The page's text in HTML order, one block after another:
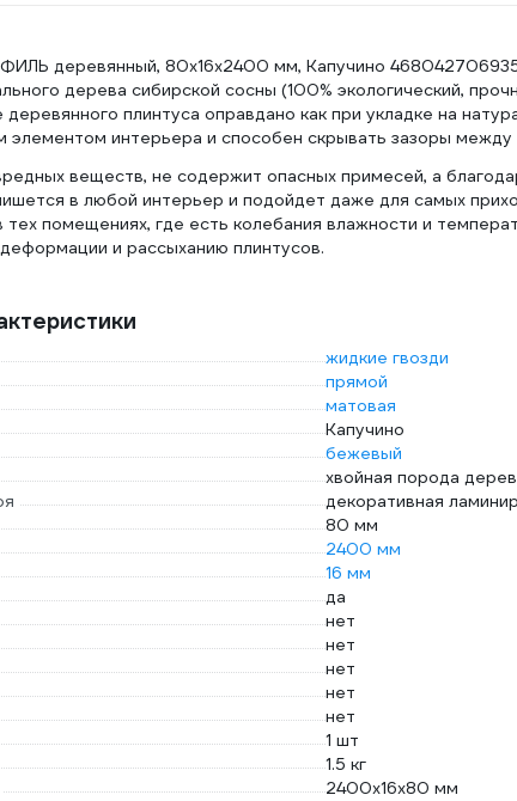
деревянный, 80х16х2400 мм, Капучино
дерева сибирской сосны (100% экологический,
плинтуса оправдано как при укладке на
интерьера и способен скрывать зазоры между
веществ, не содержит опасных примесей, а
в любой интерьер и подойдет даже для самых
тех помещениях, где есть колебания влажности и
и рассыханию плинтусов.
жидкие гвозди
прямой
матовая
Капучино
бежевый
хвойная порода
декоративная
80 мм
2400 мм
16 мм
да
нет
нет
нет
нет
нет
1 шт
1.5 кг
2400х16х80 мм